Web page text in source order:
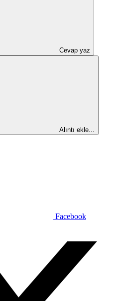
Cevap yaz
Alıntı ekle...
Facebook